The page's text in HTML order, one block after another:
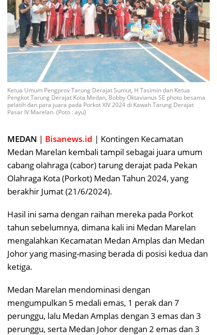
Ketua Umum Pengprov Tarung Derajat Sumut, H Tasimin dan Ketua
Pengkot Tarung Derajat Kota Medan, Bobby Oktavianus SE photo besama
pelatih dan para juara pada Porkot XIV 2024 di Kawah Tarung Derajat
Pasar IV Marelan. (Poto : ayu)
MEDAN | Bisanews.id | Kontingen Kecamatan
Medan Marelan kembali tampil sebagai juara umum
cabang olahraga (cabor) tarung derajat pada Pekan
Olahraga Kota (Porkot) Medan Tahun 2024, yang
berakhir Jumat (21/6/2024).
Hasil ini sama dengan raihan mereka pada Porkot
tahun sebelumnya, dimana kali ini Medan Marelan
mengalahkan Kecamatan Medan Amplas dan Medan
Johor yang masing-masing berada di posisi kedua dan
ketiga.
Medan Marelan mendominasi dengan
mengumpulkan 5 medali emas, 1 perak dan 7
perunggu, lalu Medan Amplas dengan 3 emas dan 3
perunggu, serta Medan Johor dengan 2 emas dan 3